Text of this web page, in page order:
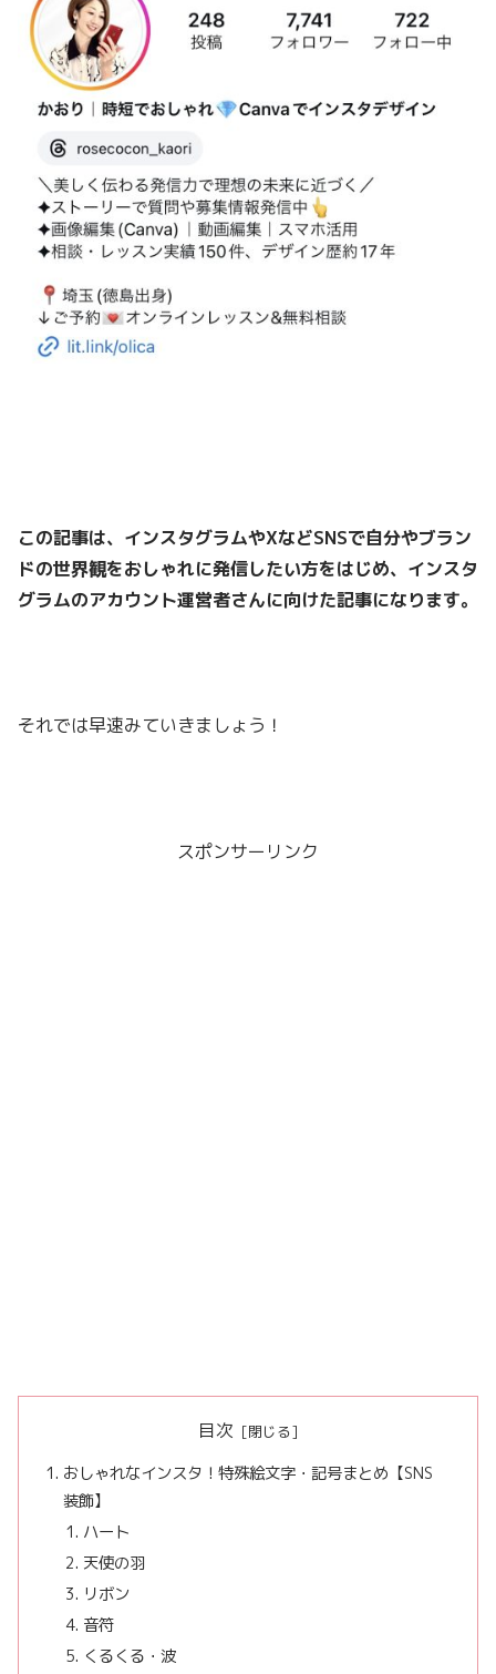
この記事は、インスタグラムやXなどSNSで自分やブラン
ドの世界観をおしゃれに発信したい方をはじめ、インスタ
グラムのアカウント運営者さんに向けた記事になります。
それでは早速みていきましょう！
スポンサーリンク
目次
おしゃれなインスタ！特殊絵文字・記号まとめ【SNS
装飾】
ハート
天使の羽
リボン
音符
くるくる・波